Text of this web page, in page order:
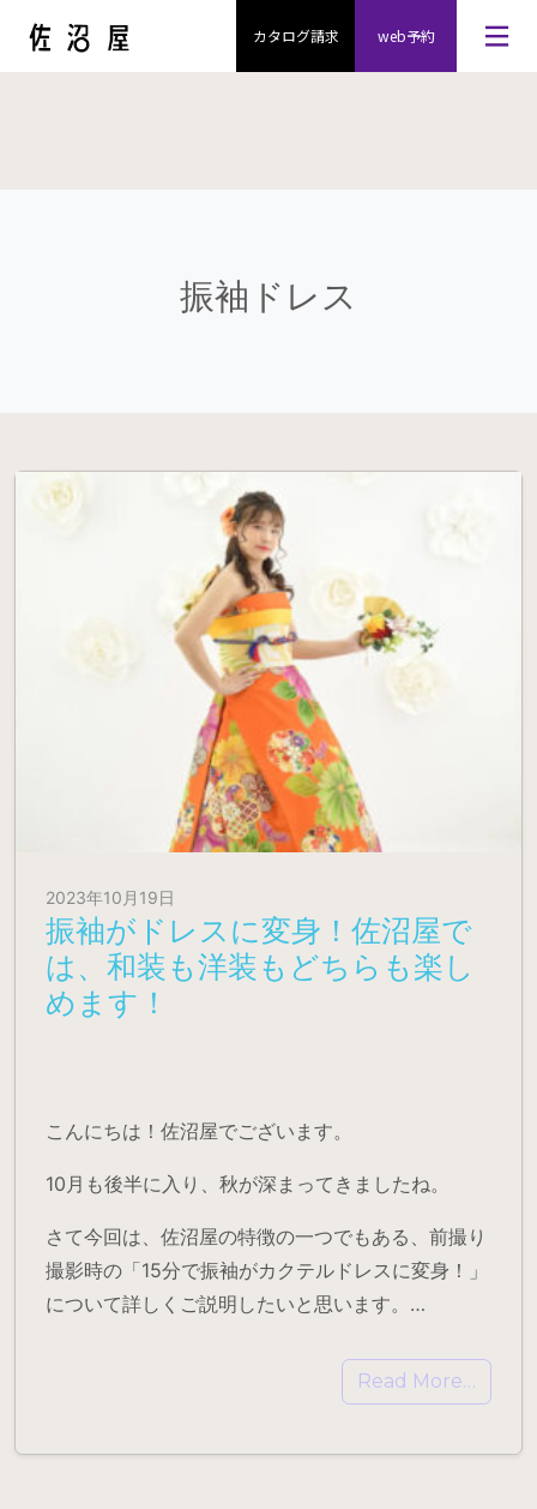
カタログ請求 web予約
振袖ドレス
2023年10月19日
振袖がドレスに変身！佐沼屋で
は、和装も洋装もどちらも楽し
めます！
こんにちは！佐沼屋でございます。
10月も後半に入り、秋が深まってきましたね。
さて今回は、佐沼屋の特徴の一つでもある、前撮り
撮影時の「15分で振袖がカクテルドレスに変身！」
について詳しくご説明したいと思います。…
Read More…